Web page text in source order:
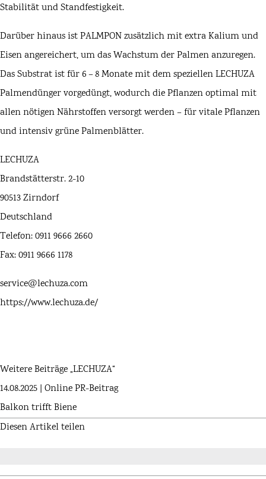
Stabilität und Standfestigkeit.
Darüber hinaus ist PALMPON zusätzlich mit extra Kalium und
Eisen angereichert, um das Wachstum der Palmen anzuregen.
Das Substrat ist für 6 – 8 Monate mit dem speziellen LECHUZA
Palmendünger vorgedüngt, wodurch die Pflanzen optimal mit
allen nötigen Nährstoffen versorgt werden – für vitale Pflanzen
und intensiv grüne Palmenblätter.
LECHUZA
Brandstätterstr. 2-10
90513 Zirndorf
Deutschland
Telefon: 0911 9666 2660
Fax: 0911 9666 1178
service@lechuza.com
https://www.lechuza.de/
Weitere Beiträge „LECHUZA“
14.08.2025 | Online PR-Beitrag
Balkon trifft Biene
Diesen Artikel teilen